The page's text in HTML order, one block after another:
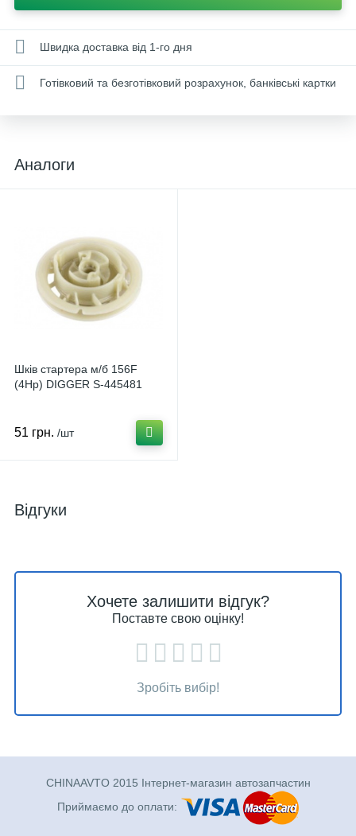
Швидка доставка від 1-го дня
Готівковий та безготівковий розрахунок, банківські картки
Аналоги
Шків стартера м/б 156F
(4Hp) DIGGER S-445481
51 грн. /шт
Відгуки
Хочете залишити відгук?
Поставте свою оцінку!
Зробіть вибір!
CHINAAVTO 2015 Інтернет-магазин автозапчастин
Приймаємо до оплати: